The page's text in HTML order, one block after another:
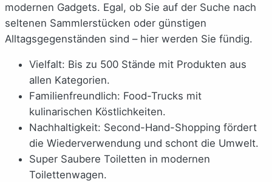
modernen Gadgets. Egal, ob Sie auf der Suche nach
seltenen Sammlerstücken oder günstigen
Alltagsgegenständen sind – hier werden Sie fündig.
Vielfalt: Bis zu 500 Stände mit Produkten aus
allen Kategorien.
Familienfreundlich: Food-Trucks mit
kulinarischen Köstlichkeiten.
Nachhaltigkeit: Second-Hand-Shopping fördert
die Wiederverwendung und schont die Umwelt.
Super Saubere Toiletten in modernen
Toilettenwagen.